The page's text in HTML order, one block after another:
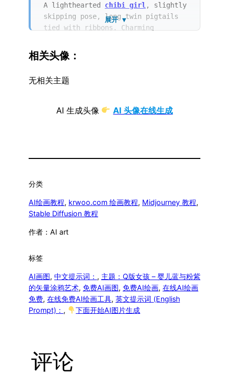
A lighthearted chibi girl , slightly
skipping pose, long twin pigtails
tied with ribbons. Charming
Pastel color palette, prominent
gentle shades of pink lavender and
Soft rounded lines, minimal
expression, dynamic pose. Pure
solid background, clean vector art
展开 ▼
相关头像：
无相关主题
AI 生成头像 AI 头像在线生成
分类
AI绘画教程, krwoo.com 绘画教程, Midjourney 教程
Stable Diffusion 教程
作者： AI art
标签
AI画图, 中文提示词： , 主题：Q版女孩 – 婴儿蓝与粉紫
的矢量涂鸦艺术, 免费AI画图, 免费AI绘画, 在线AI绘画
免费, 在线免费AI绘画工具, 英文提示词 (English
Prompt)： , 下面开始AI图片生成
评论